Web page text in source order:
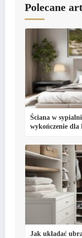
Polecane
Ściana w
wykończenie dla
Jak układać